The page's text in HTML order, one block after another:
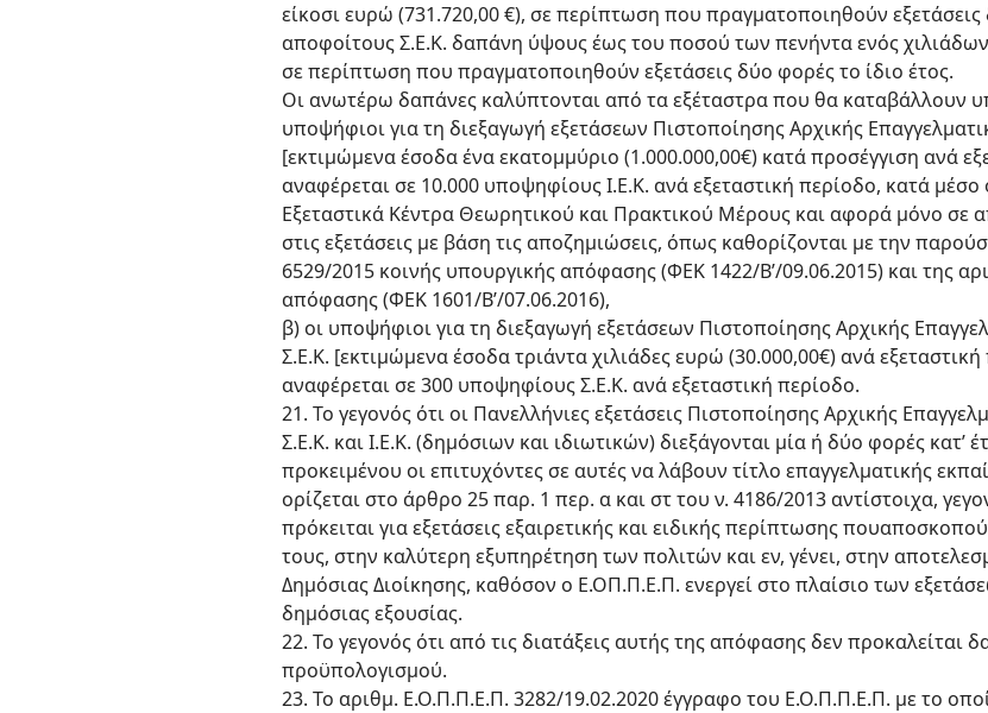
είκοσι ευρώ (731.720,00 €), σε περίπτωση που πραγματοποιηθούν εξετάσεις
αποφοίτους Σ.Ε.Κ. δαπάνη ύψους έως του ποσού των πενήντα ενός
σε περίπτωση που πραγματοποιηθούν εξετάσεις δύο φορές το ίδιο έτος.
Οι ανωτέρω δαπάνες καλύπτονται από τα εξέταστρα που θα καταβάλλουν
υποψήφιοι για τη διεξαγωγή εξετάσεων Πιστοποίησης Αρχικής
[εκτιμώμενα έσοδα ένα εκατομμύριο (1.000.000,00€) κατά προσέγγιση ανά
αναφέρεται σε 10.000 υποψηφίους Ι.Ε.Κ. ανά εξεταστική περίοδο, κατά μέσο
Εξεταστικά Κέντρα Θεωρητικού και Πρακτικού Μέρους και αφορά μόνο σε
στις εξετάσεις με βάση τις αποζημιώσεις, όπως καθορίζονται με την
6529/2015 κοινής υπουργικής απόφασης (ΦΕΚ 1422/Β’/09.06.2015) και της
απόφασης (ΦΕΚ 1601/Β’/07.06.2016),
β) οι υποψήφιοι για τη διεξαγωγή εξετάσεων Πιστοποίησης Αρχικής
Σ.Ε.Κ. [εκτιμώμενα έσοδα τριάντα χιλιάδες ευρώ (30.000,00€) ανά
αναφέρεται σε 300 υποψηφίους Σ.Ε.Κ. ανά εξεταστική περίοδο.
21. Το γεγονός ότι οι Πανελλήνιες εξετάσεις Πιστοποίησης Αρχικής
Σ.Ε.Κ. και Ι.Ε.Κ. (δημόσιων και ιδιωτικών) διεξάγονται μία ή δύο φορές κατ’
προκειμένου οι επιτυχόντες σε αυτές να λάβουν τίτλο επαγγελματικής
ορίζεται στο άρθρο 25 παρ. 1 περ. α και στ του ν. 4186/2013 αντίστοιχα,
πρόκειται για εξετάσεις εξαιρετικής και ειδικής περίπτωσης
τους, στην καλύτερη εξυπηρέτηση των πολιτών και εν, γένει, στην
Δημόσιας Διοίκησης, καθόσον ο Ε.ΟΠ.Π.Ε.Π. ενεργεί στο πλαίσιο των
δημόσιας εξουσίας.
22. Το γεγονός ότι από τις διατάξεις αυτής της απόφασης δεν προκαλείται
προϋπολογισμού.
23. Το αριθμ. Ε.Ο.Π.Π.Ε.Π. 3282/19.02.2020 έγγραφο του Ε.Ο.Π.Π.Ε.Π. με το